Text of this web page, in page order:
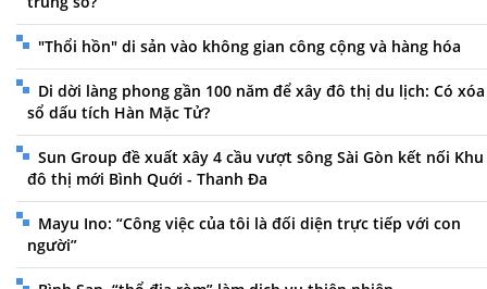
"Thổi hồn" di sản vào không gian công cộng và hàng hóa
Di dời làng phong gần 100 năm để xây đô thị du lịch: Có xóa
sổ dấu tích Hàn Mặc Tử?
Sun Group đề xuất xây 4 cầu vượt sông Sài Gòn kết nối Khu
đô thị mới Bình Quới - Thanh Đa
Mayu Ino: “Công việc của tôi là đối diện trực tiếp với con
người”